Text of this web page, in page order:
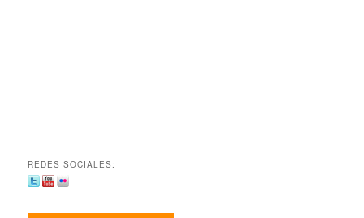
REDES SOCIALES: